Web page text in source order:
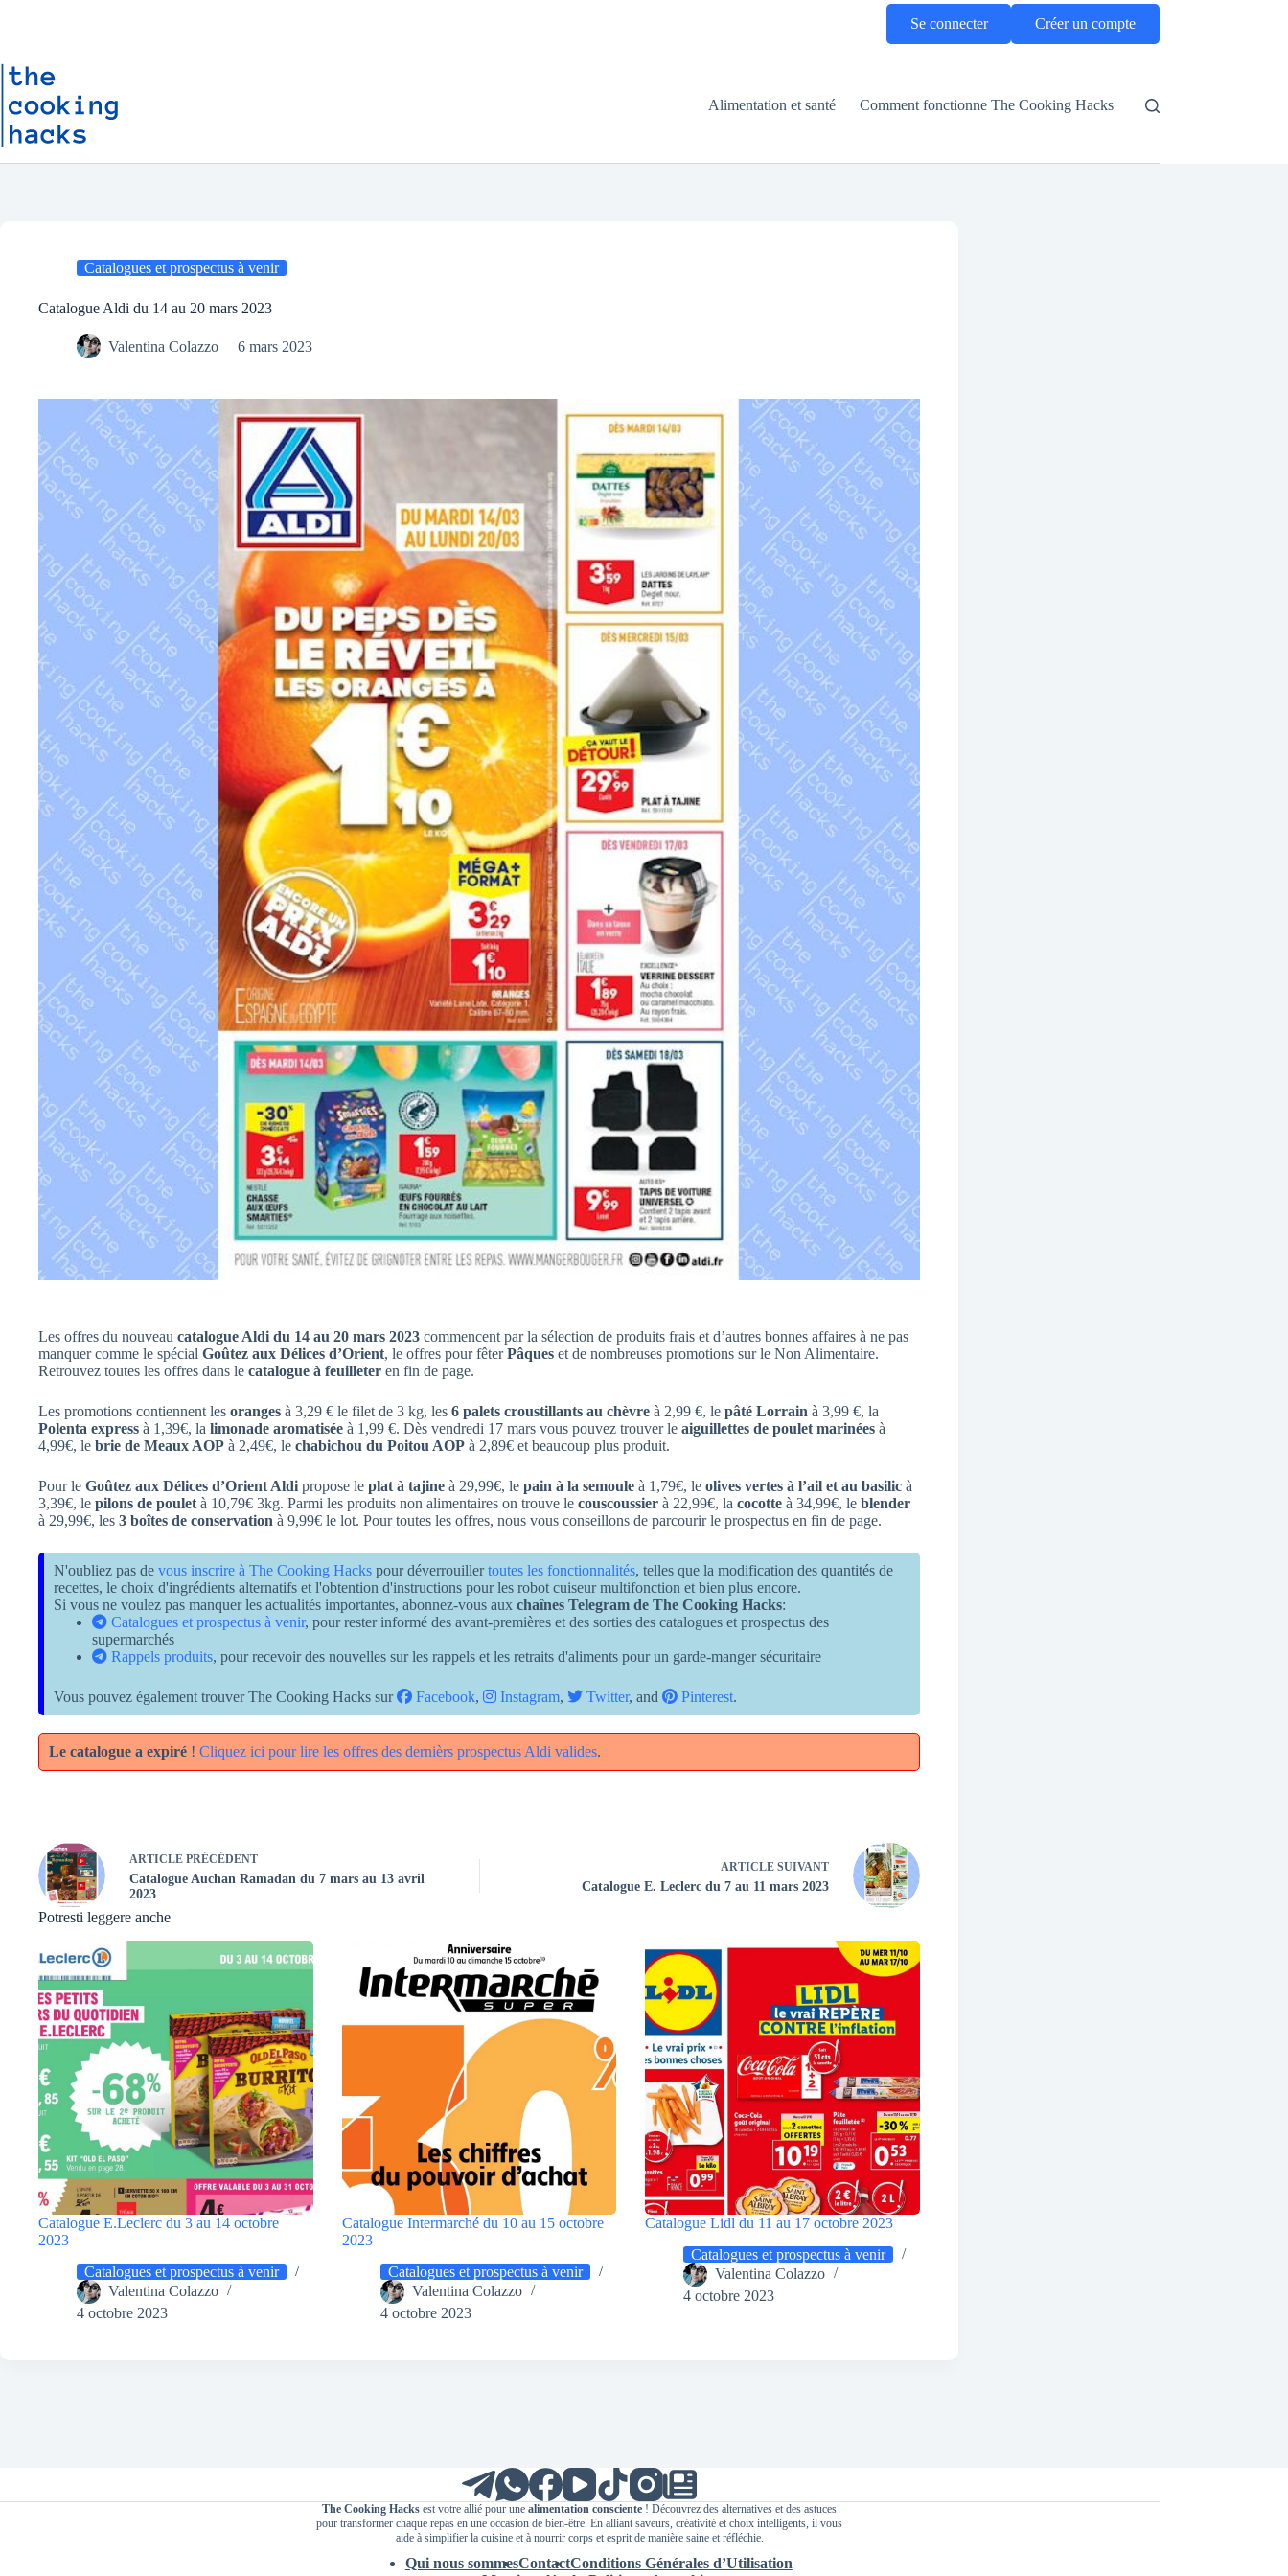
s
c
o
Se connecter Créer un compte
Alimentation et santé Comment fonctionne The Cooking Hacks
Catalogues et prospectus à venir
Catalogue Aldi du 14 au 20 mars 2023
Valentina Colazzo 6 mars 2023
Les offres du nouveau catalogue Aldi du 14 au 20 mars 2023 commencent par la sélection de produits frais et d’autres bonnes affaires à ne pas
manquer comme le spécial Goûtez aux Délices d’Orient, le offres pour fêterPâques et de nombreuses promotions sur le Non Alimentaire.
Retrouvez toutes les offres dans le catalogue à feuilleter en fin de page.
Les promotions contiennent les oranges à 3,29 € le filet de 3 kg, les 6 palets croustillants au chèvre à 2,99 €, le pâté Lorrain à 3,99 €, la
Polenta express à 1,39€, la limonade aromatisée à 1,99 €. Dès vendredi 17 mars vous pouvez trouver le aiguillettes de poulet marinées à
4,99€, le brie de Meaux AOP à 2,49€, le chabichou du Poitou AOP à 2,89€ et beaucoup plus produit.
Pour le Goûtez aux Délices d’Orient Aldi propose le plat à tajine à 29,99€, le pain à la semoule à 1,79€, le olives vertes à l’ail et au basilic à
3,39€, le pilons de poulet à 10,79€ 3kg. Parmi les produits non alimentaires on trouve le couscoussier à 22,99€, la cocotte à 34,99€, le blender
à 29,99€, les 3 boîtes de conservation à 9,99€ le lot. Pour toutes les offres, nous vous conseillons de parcourir le prospectus en fin de page.
N'oubliez pas de vous inscrire à The Cooking Hacks pour déverrouillertoutes les fonctionnalités, telles que la modification des quantités de
recettes, le choix d'ingrédients alternatifs et l'obtention d'instructions pour les robot cuiseur multifonction et bien plus encore.
Si vous ne voulez pas manquer les actualités importantes, abonnez-vous aux chaînes Telegram de The Cooking Hacks:
Catalogues et prospectus à venir, pour rester informé des avant-premières et des sorties des catalogues et prospectus des
supermarchés
Rappels produits, pour recevoir des nouvelles sur les rappels et les retraits d'aliments pour un garde-manger sécuritaire
Vous pouvez également trouver The Cooking Hacks sur Facebook, Instagram, Twitter, and Pinterest.
Le catalogue a expiré ! Cliquez ici pour lire les offres des dernièrs prospectus Aldi valides.
ARTICLE PRÉCÉDENT
Catalogue Auchan Ramadan du 7 mars au 13 avril
2023
ARTICLE SUIVANT
Catalogue E. Leclerc du 7 au 11 mars 2023
Potresti leggere anche
Catalogue E.Leclerc du 3 au 14 octobre
2023
Catalogues et prospectus à venir
Valentina Colazzo
4 octobre 2023
Catalogue Intermarché du 10 au 15 octobre
2023
Catalogues et prospectus à venir
Valentina Colazzo
4 octobre 2023
Catalogue Lidl du 11 au 17 octobre 2023
Catalogues et prospectus à venir
Valentina Colazzo
4 octobre 2023
The Cooking Hacks est votre allié pour unealimentation consciente ! Découvrez des alternatives et des astuces
pour transformer chaque repas en une occasion de bien-être. En alliant saveurs, créativité et choix intelligents, il vous
aide à simplifier la cuisine et à nourrir corps et esprit de manière saine et réfléchie.
Qui nous sommesContactConditions Générales d’Utilisation